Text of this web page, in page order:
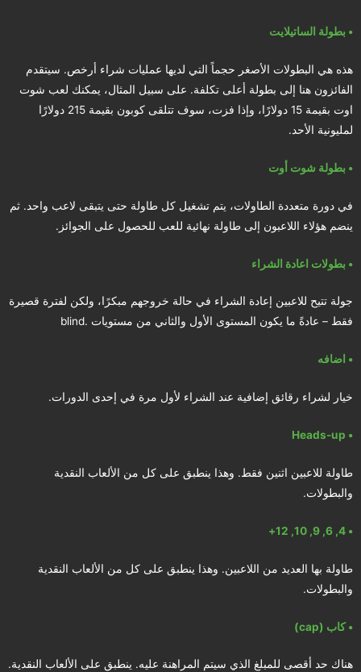
• بطولة الساتيلايت
هذه هي البطولات الأصغر حجماً التي لديها عمليات شراء أرخص. سيتقدم
الفائزون هنا إلى بطولة أعلى تكلفة. على سبيل المثال، يمكنك لعب شوت
اوت بقيمة 15 دولارًا، وإذا فزت، سوف تتلقى كوبون بقيمة 215 دولارًا
لمليونية الأحد.
• بطولة شوت أوت
في دورة متعددة الطاولات، يتم تشغيل كل طاولة حتى يتبقى لاعب واحد. ثم
ينضم هؤلاء اللاعبون إلى طاولة نهائية للعب للحصول على الجوائز.
• بطولات اعادة الشراء
جولة تتيح للاعبين إعادة الشراء في حالة خروجهم مبكرًا، ولكن لفترة قصيرة
فقط – عادةً ما يكون المستوى الأول والثاني من مستويات .blind
• اضافه
خيار لشراء رقائق إضافية عند الشراء لأول مرة في إحدى الدورات.
• Heads-up
طاولة للاعبين اثنين فقط. وهذا ينطبق على كل من الألعاب النقدية
والبطولات.
• 4, 6, 9, 10, 12+
طاولة بها العديد من اللاعبين. وهذا ينطبق على كل من الألعاب النقدية
والبطولات.
• كاب (cap)
هناك حد أقصى للمبلغ الذي سيتم المراهنة عليه. ينطبق على الألعاب النقدية.